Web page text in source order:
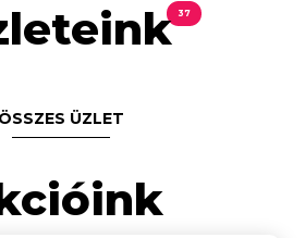
37
ÖSSZES ÜZLET